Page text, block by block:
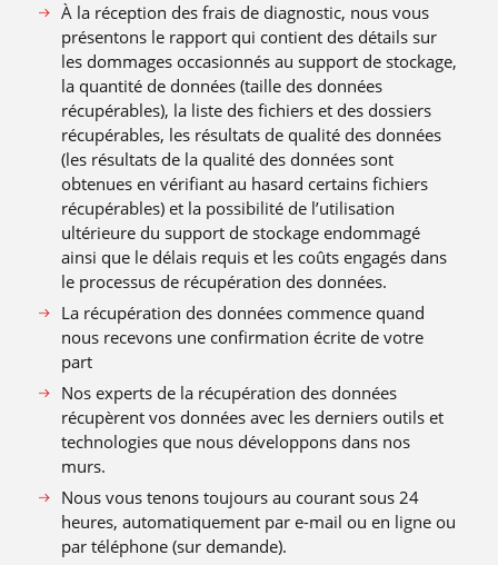
À la réception des frais de diagnostic, nous vous
présentons le rapport qui contient des détails sur
les dommages occasionnés au support de stockage,
la quantité de données (taille des données
récupérables), la liste des fichiers et des dossiers
récupérables, les résultats de qualité des données
(les résultats de la qualité des données sont
obtenues en vérifiant au hasard certains fichiers
récupérables) et la possibilité de l’utilisation
ultérieure du support de stockage endommagé
ainsi que le délais requis et les coûts engagés dans
le processus de récupération des données.
La récupération des données commence quand
nous recevons une confirmation écrite de votre
part
Nos experts de la récupération des données
récupèrent vos données avec les derniers outils et
technologies que nous développons dans nos
murs.
Nous vous tenons toujours au courant sous 24
heures, automatiquement par e-mail ou en ligne ou
par téléphone (sur demande).